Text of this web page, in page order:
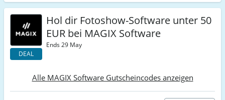
DEAL
Hol dir Fotoshow-Software unter 50
EUR bei MAGIX Software
Ends 29 May
Alle MAGIX Software Gutscheincodes anzeigen